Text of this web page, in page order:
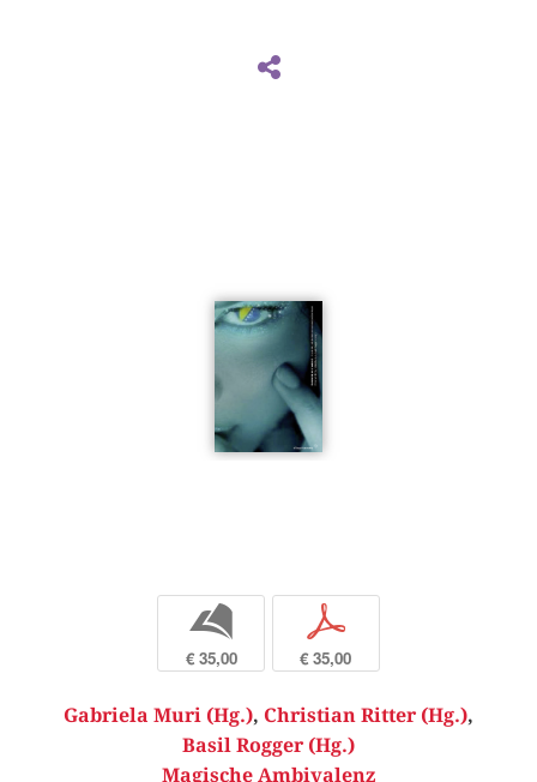
b
€ 35,00
p
€ 35,00
Gabriela Muri (Hg.), Christian Ritter (Hg.),
Basil Rogger (Hg.)
Magische Ambivalenz